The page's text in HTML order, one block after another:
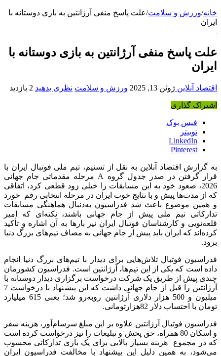
خانه/ورزش و سلامت/علت پاسخ منفی آرژانتین به بازی دوستانه با
ایران
علت پاسخ منفی آرژانتین به بازی دوستانه با
ایران
اقتصاد آنلاین ژوئن 13, 2025 ورزش و سلامت نظری بدهید 2 بازدید
اشتراک گذاری
فیس بوک
توییتر
LinkedIn
Pinterest
به گزارش اقتصاد آنلاین به نقل از تسنیم، تیم ملی فوتبال ایران با
قرار گرفتن در صدر جدول گروه A مرحله مقدماتی جام جهانی
2026، صعود خود به این مسابقات را خیلی زود قطعی کرد، اتفاقی
که از مدت‌ها پیش و با نتایج خوب ایران در مرحله انتخابی رقم خورد
و همین موضوع باعث شد فدراسیون به‌دنبال هماهنگی مسابقات
تدارکاتی تیم ملی پیش از جام جهانی باشند، نکته‌ای که امیر
قلعه‌نویی و کارشناسان فوتبال ایران نیز بارها به آن اشاره و تأکید
کرده‌اند که ایران باید پیش از جام جهانی به مصاف تیم‌های بزرگ دنیا
برود.
فدراسیون فوتبال تلاش‌هایی برای دیدار با تیم‌های بزرگ دنیا انجام
داده است که یکی از این تیم‌ها، آرژانتین است. فدراسیون کشورمان
چندی پیش از طریق یک شرکت درخواست برگزاری دیدار دوستانه با
آرژانتین را قبل از جام جهانی داشت که این پیشنهاد با درخواست 7
میلیون و 500 هزار دلاری آرژانتین روبه‌رو شد؛ یعنی 615 میلیارد
تومان با احتساب دلار 82هزارتومانی.
فدراسیون فوتبال آرژانتین علاوه بر این مبلغ سرسام‌آور، هزینه سفر
و اسکان 80 همراه، حق پخش و تبلیغات را نیز درخواست کرده است
که در مجموع هزینه بسیار بالایی برای یک بازی تدارکاتی محسوب
می‌شود، به همین دلیل این پیشنهاد با مخالفت فدراسیون ایران